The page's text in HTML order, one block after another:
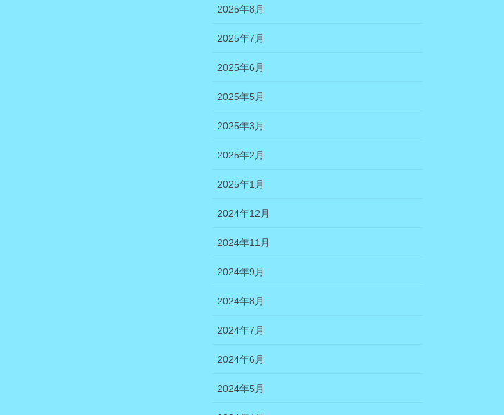
2025年8月
2025年7月
2025年6月
2025年5月
2025年3月
2025年2月
2025年1月
2024年12月
2024年11月
2024年9月
2024年8月
2024年7月
2024年6月
2024年5月